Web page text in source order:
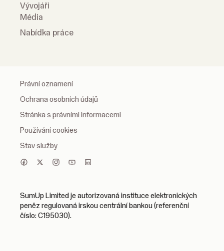
Vývojáři
Média
Nabídka práce
Právní oznamení
Ochrana osobních údajů
Stránka s právními informacemi
Používání cookies
Stav služby
SumUp Limited je autorizovaná instituce elektronických
peněz regulovaná irskou centrální bankou (referenční
číslo: C195030).